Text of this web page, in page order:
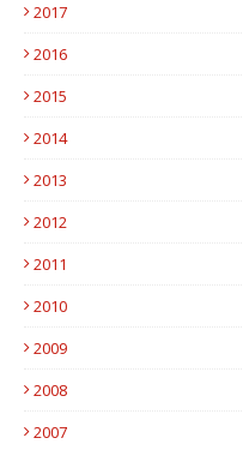
2017
2016
2015
2014
2013
2012
2011
2010
2009
2008
2007